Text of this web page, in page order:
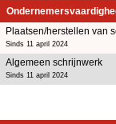
Plaatsen/herstellen van
Sinds 11 april 2024
Algemeen schrijnwerk
Sinds 11 april 2024